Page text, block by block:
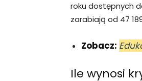
roku dostępnych
zarabiają od 47
Zobacz:
Ile wynosi